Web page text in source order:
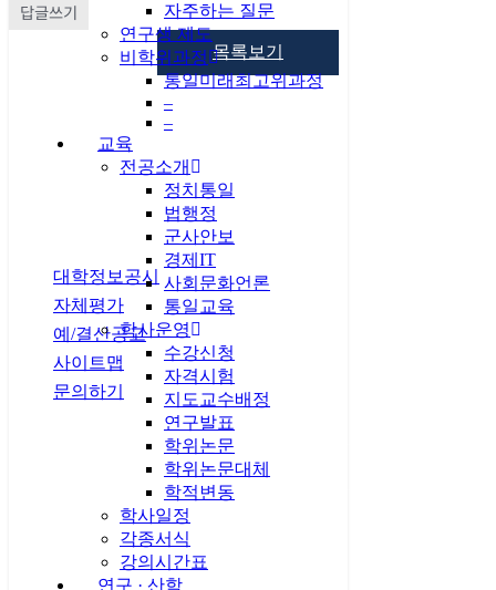
자주하는 질문
연구생 제도
비학위과정
통일미래최고위과정
–
–
교육
전공소개
정치통일
법행정
군사안보
경제IT
사회문화언론
통일교육
학사운영
수강신청
자격시험
지도교수배정
연구발표
학위논문
학위논문대체
학적변동
학사일정
각종서식
강의시간표
연구 · 산학
답글쓰기
목록보기
개인정보처리방침
대학정보공시
자체평가
예/결산공고
사이트맵
문의하기